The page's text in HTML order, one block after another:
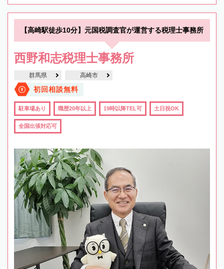
【高崎駅徒歩10分】元国税調査官が運営する税理士事務所
西野和志税理士事務所
群馬県 高崎市
初回相談無料
駐車場あり 職歴20年以上 19時以降TEL可 土日祝OK
全国出張対応可